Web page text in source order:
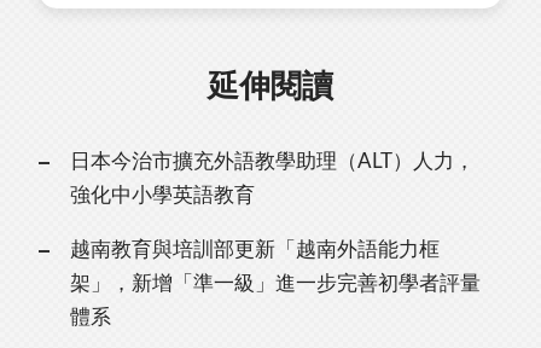
延伸閱讀
日本今治市擴充外語教學助理（ALT）人力，
強化中小學英語教育
越南教育與培訓部更新「越南外語能力框
架」，新增「準一級」進一步完善初學者評量
體系